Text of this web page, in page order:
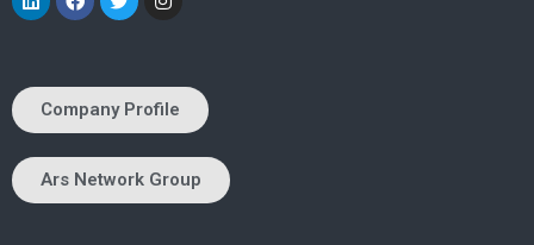
Company Profile
Ars Network Group